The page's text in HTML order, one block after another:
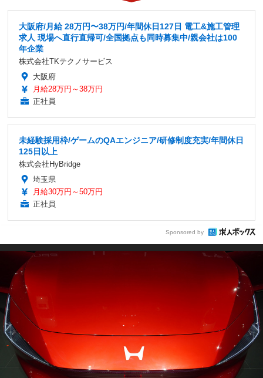
大阪府/月給 28万円〜38万円/年間休日127日 電工&施工管理
求人 現場へ直行直帰可/全国拠点も同時募集中/親会社は100
年企業
株式会社TKテクノサービス
大阪府
月給28万円～38万円
正社員
未経験採用枠/ゲームのQAエンジニア/研修制度充実/年間休日
125日以上
株式会社HyBridge
埼玉県
月給30万円～50万円
正社員
Sponsored by